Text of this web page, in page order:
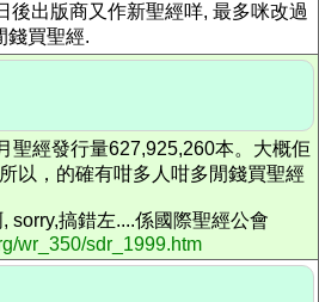
後出版商又作新聖經咩, 最多咪改過
錢買聖經.
聖經發行量627,925,260本。大概佢
以，的確有咁多人咁多閒錢買聖經
sorry,搞錯左....係國際聖經公會
wr_350/sdr_1999.htm